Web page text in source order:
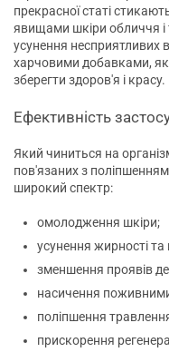
прекрасної статі
явищами шкіри обличчя і
усунення несприятливих
харчовими добавками,
зберегти здоров'я і красу.
Ефективність
Який чиниться на
пов'язаних з поліпшенням
широкий спектр:
омолодження шкіри;
усунення жирності та
зменшення проявів
насичення
поліпшення
прискорення